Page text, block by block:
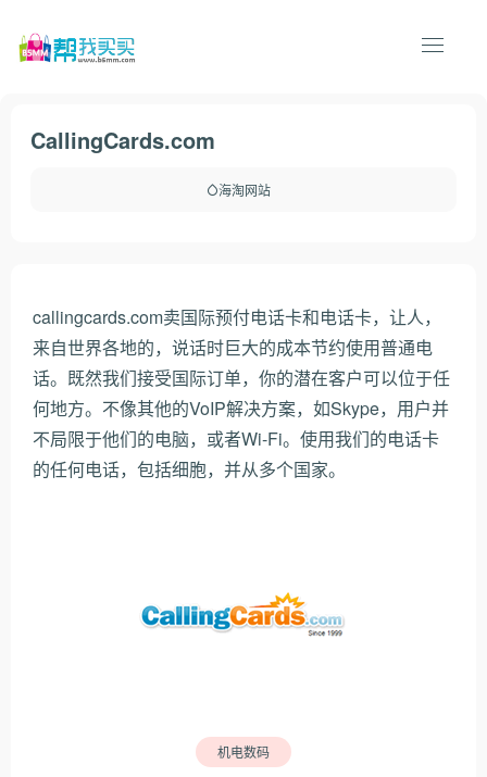
CallingCards.com
海淘网站
callingcards.com卖国际预付电话卡和电话卡，让人，
来自世界各地的，说话时巨大的成本节约使用普通电
话。既然我们接受国际订单，你的潜在客户可以位于任
何地方。不像其他的VoIP解决方案，如Skype，用户并
不局限于他们的电脑，或者Wi-Fi。使用我们的电话卡
的任何电话，包括细胞，并从多个国家。
机电数码